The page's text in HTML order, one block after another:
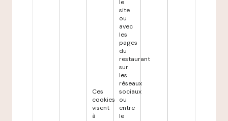
Ces
cookies
visent
à
le
site
ou
avec
les
pages
du
restaurant
sur
les
réseaux
sociaux
ou
entre
le